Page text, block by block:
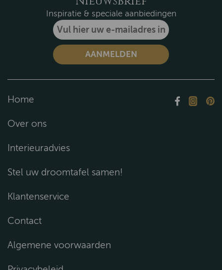
Inspiratie & speciale aanbiedingen
Home
Over ons
Interieuradvies
Stel uw droomtafel samen!
Klantenservice
Contact
Algemene voorwaarden